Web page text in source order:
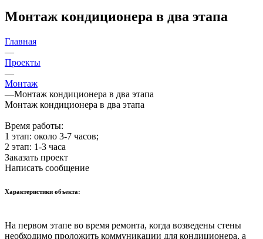
Монтаж кондиционера в два этапа
Главная
—
Проекты
—
Монтаж
—Монтаж кондиционера в два этапа
Монтаж кондиционера в два этапа
Время работы:
1 этап: около 3-7 часов;
2 этап: 1-3 часа
Заказать проект
Написать сообщение
Характеристики объекта:
На первом этапе во время ремонта, когда возведены стены
необходимо проложить коммуникации для кондиционера, а